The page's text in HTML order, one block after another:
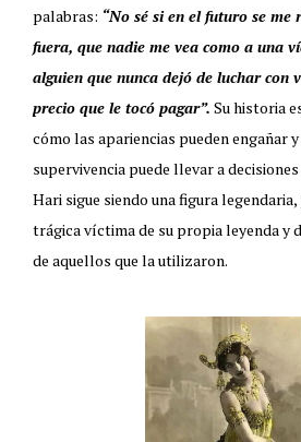
palabras: “No sé si en el futuro se
fuera, que nadie me vea como a una
alguien que nunca dejó de luchar con
precio que le tocó pagar”. Su historia
cómo las apariencias pueden engañar
supervivencia puede llevar a
Hari sigue siendo una figura
trágica víctima de su propia leyenda y
de aquellos que la utilizaron.